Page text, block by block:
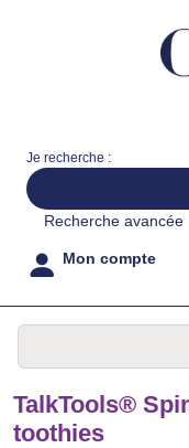
Je recherche :
Recherche avancée
Mon compte
TalkTools®
toothies